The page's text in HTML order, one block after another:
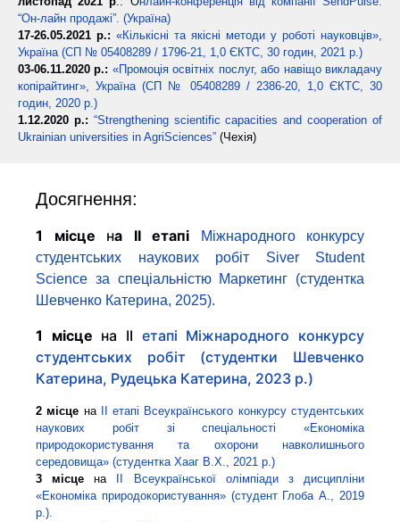
“Он-лайн продажі”. (Україна)
17-26.05.2021 р.: «Кількісні та якісні методи у роботі науковців»,
Україна (СП № 05408289 / 1796-21, 1,0 ЄКТС, 30 годин, 2021 р.)
03-06.11.2020 р.: «Промоція освітніх послуг, або навіщо викладачу
копірайтинг», Україна (СП № 05408289 / 2386-20, 1,0 ЄКТС, 30
годин, 2020 р.)
1.12.2020 р.: “Strengthening scientific capacities and cooperation of
Ukrainian universities in AgriSciences” (Чехія)
Досягнення:
1 місце на ІІ етапі
Міжнародного конкурсу
студентських наукових робіт Siver Student
Science за спеціальністю Маркетинг (студентка
Шевченко Катерина, 2025).
1 місце на ІІ етапі Міжнародного конкурсу
студентських робіт (студентки Шевченко
Катерина, Рудецька Катерина, 2023 р.)
2 місце на
ІІ етапі Всеукраїнського конкурсу студентських
наукових робіт зі спеціальності «Економіка
природокористування та охорони навколишнього
середовища» (студентка Хааг В.Х., 2021 р.)
3 місцена
ІІ Всеукраїнської олімпіади з дисципліни
«Економіка природокористування» (студент Глоба А., 2019
р.).